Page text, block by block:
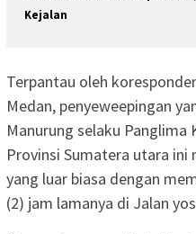
Kejalan
Terpantau oleh
Medan, penyeweepingan
Manurung selaku
Provinsi Sumatera utara
yang luar biasa dengan
(2) jam lamanya di Jalan